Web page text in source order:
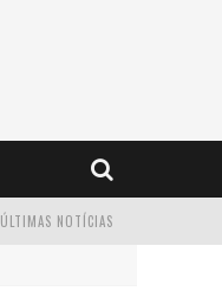
ÚLTIMAS NOTÍCIAS